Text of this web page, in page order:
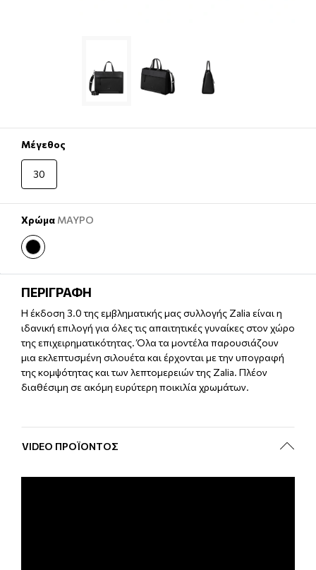
Μέγεθος
30
Χρώμα ΜΑΥΡΟ
ΠΕΡΙΓΡΑΦΗ
Η έκδοση 3.0 της εμβληματικής μας συλλογής Zalia είναι η
ιδανική επιλογή για όλες τις απαιτητικές γυναίκες στον χώρο
της επιχειρηματικότητας. Όλα τα μοντέλα παρουσιάζουν
μια εκλεπτυσμένη σιλουέτα και έρχονται με την υπογραφή
της κομψότητας και των λεπτομερειών της Zalia. Πλέον
διαθέσιμη σε ακόμη ευρύτερη ποικιλία χρωμάτων.
VIDEO ΠΡΟΪΌΝΤΟΣ